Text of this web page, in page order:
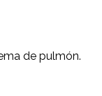
de pulmón.